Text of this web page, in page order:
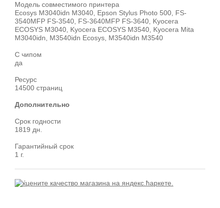
Модель совместимого принтера
Ecosys M3040idn M3040, Epson Stylus Photo 500, FS-
3540MFP FS-3540, FS-3640MFP FS-3640, Kyocera
ECOSYS M3040, Kyocera ECOSYS M3540, Kyocera Mita
M3040idn, M3540idn Ecosys, M3540idn M3540
С чипом
да
Ресурс
14500 страниц
Дополнительно
Срок годности
1819 дн.
Гарантийный срок
1 г.